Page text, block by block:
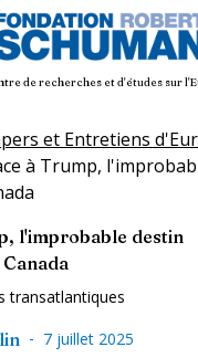
de recherches et d'études sur
et Entretiens
à Trump,
l'improbable destin
transatlantiques
- 7 juillet 2025